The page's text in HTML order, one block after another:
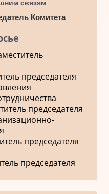
связям
Комитета
председателя
председателя
председателя
председателя